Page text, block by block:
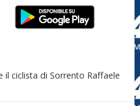
il ciclista di Sorrento Raffaele